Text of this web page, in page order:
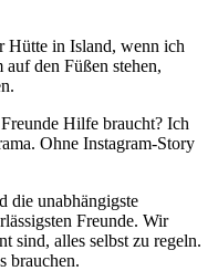
Hütte in Island, wenn ich
den Füßen stehen,
Hilfe braucht? Ich
Ohne Instagram-Story
die unabhängigste
Freunde. Wir
sind, alles selbst zu regeln.
brauchen.